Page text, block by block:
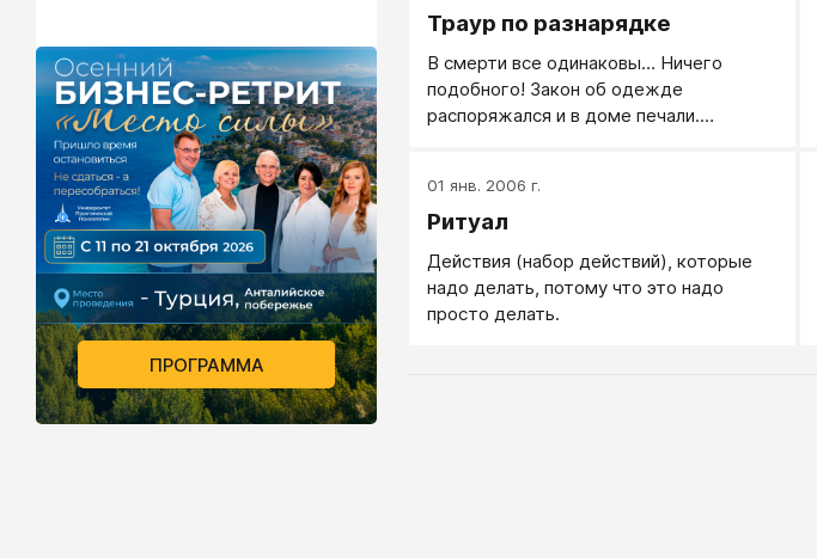
Траур по разнарядке
В смерти все одинаковы… Ничего
подобного! Закон об одежде
распоряжался и в доме печали.
скорбь регулировалась указами об
одежде.
01 янв. 2006 г.
Ритуал
Действия (набор действий), которые
надо делать, потому что это надо
просто делать.
ПРОГРАММА